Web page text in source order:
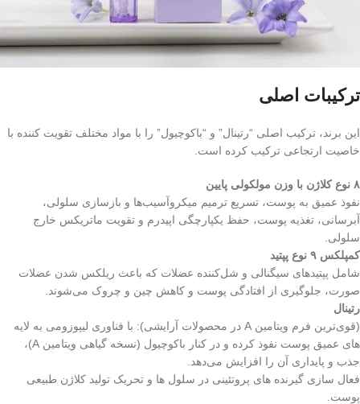
ترکیبات اصلی
این برند، ترکیب اصلی “رتینال” و “باکوچیول” را با مواد مختلف تقویت‌ کننده با
خاصیت ارتجاعی ترکیب کرده است.
۸ نوع کلاژن با وزن مولکولی پایین
نفوذ عمیق به پوست، تسریع ترمیم میکروآسیب‌ها و بازسازی سلولی،
آبرسانی، تغذیه پوست، حفظ یکپارچگی اپیدرم و تقویت ماتریکس خارج
سلولی.
کمپلکس ۹ نوع پپتید
شامل پپتیدهای سیگنالی و شل‌کننده عضلات که باعث ریلکس شدن عضلات
صورت، جلوگیری از افتادگی پوست و کاهش چین‌ و چروک می‌شوند.
رتینال
(قوی‌ترین فرم ویتامین A در محصولات آرایشی): با فناوری لیپوزومی به لایه‌
های عمیق پوست نفوذ کرده و در کنار باکوچیول (نسخه گیاهی ویتامین A)،
جذب و پایداری آن را افزایش می‌دهد.
فعال‌ سازی گیرنده‌ های پروتئینی در سلول‌ ها و تحریک تولید کلاژن طبیعی
پوست.